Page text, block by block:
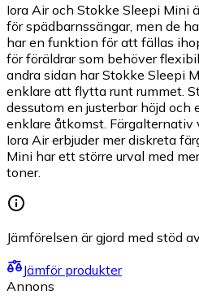
Iora Air och Stokke Sleepi Mini
för spädbarnssängar, men de
har en funktion för att fällas
för föräldrar som behöver
andra sidan har Stokke Sleepi
enklare att flytta runt rummet.
dessutom en justerbar höjd och
enklare åtkomst. Färgalternativ
Iora Air erbjuder mer diskreta
Mini har ett större urval med
toner.
Jämförelsen är gjord med stöd
Jämför produkter
Annons